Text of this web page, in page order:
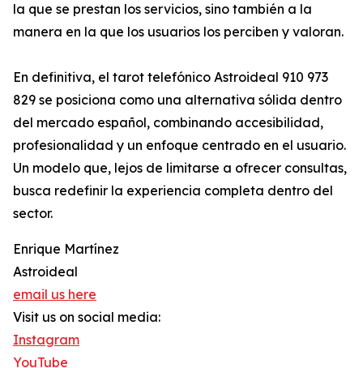
la que se prestan los servicios, sino también a la
manera en la que los usuarios los perciben y valoran.
En definitiva, el tarot telefónico Astroideal 910 973
829 se posiciona como una alternativa sólida dentro
del mercado español, combinando accesibilidad,
profesionalidad y un enfoque centrado en el usuario.
Un modelo que, lejos de limitarse a ofrecer consultas,
busca redefinir la experiencia completa dentro del
sector.
Enrique Martínez
Astroideal
email us here
Visit us on social media:
Instagram
YouTube